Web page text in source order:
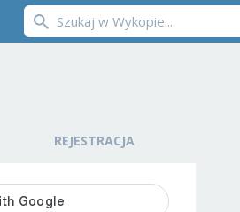
REJESTRACJA